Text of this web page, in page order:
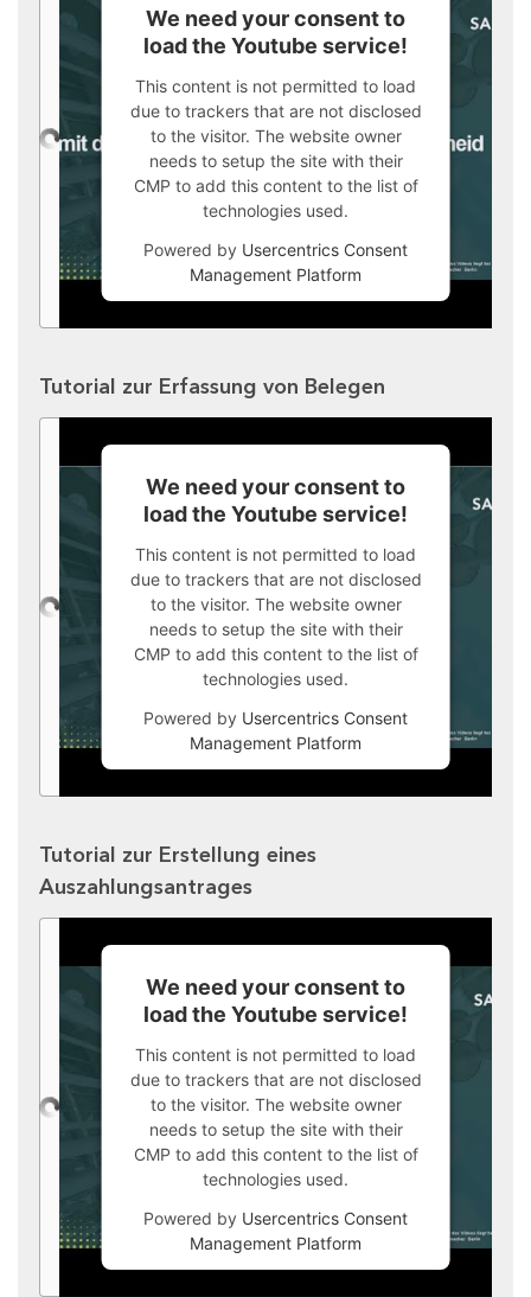
We need your consent to
load the Youtube service!
This content is not permitted to load
due to trackers that are not disclosed
to the visitor. The website owner
needs to setup the site with their
CMP to add this content to the list of
technologies used.
Powered by Usercentrics Consent
Management Platform
Tutorial zur Erfassung von Belegen
We need your consent to
load the Youtube service!
This content is not permitted to load
due to trackers that are not disclosed
to the visitor. The website owner
needs to setup the site with their
CMP to add this content to the list of
technologies used.
Powered by Usercentrics Consent
Management Platform
Tutorial zur Erstellung eines
Auszahlungsantrages
We need your consent to
load the Youtube service!
This content is not permitted to load
due to trackers that are not disclosed
to the visitor. The website owner
needs to setup the site with their
CMP to add this content to the list of
technologies used.
Powered by Usercentrics Consent
Management Platform